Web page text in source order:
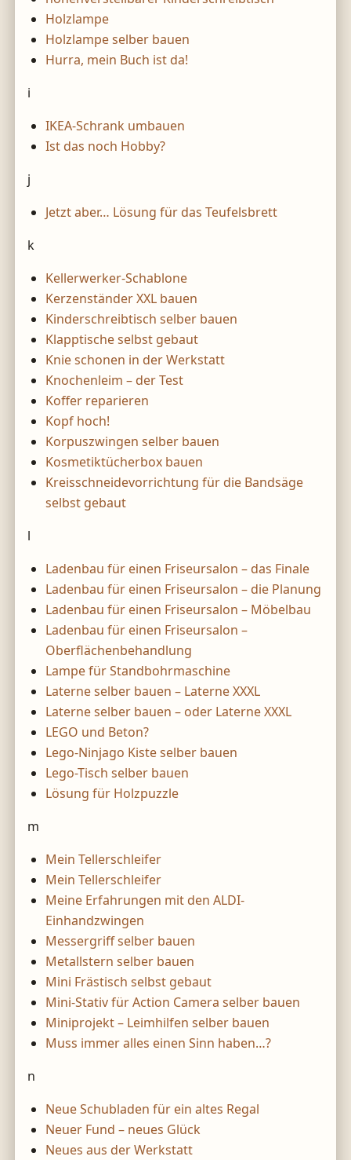
Holzlampe
Holzlampe selber bauen
Hurra, mein Buch ist da!
i
IKEA-Schrank umbauen
Ist das noch Hobby?
j
Jetzt aber… Lösung für das Teufelsbrett
k
Kellerwerker-Schablone
Kerzenständer XXL bauen
Kinderschreibtisch selber bauen
Klapptische selbst gebaut
Knie schonen in der Werkstatt
Knochenleim – der Test
Koffer reparieren
Kopf hoch!
Korpuszwingen selber bauen
Kosmetiktücherbox bauen
Kreisschneidevorrichtung für die Bandsäge
selbst gebaut
l
Ladenbau für einen Friseursalon – das Finale
Ladenbau für einen Friseursalon – die Planung
Ladenbau für einen Friseursalon – Möbelbau
Ladenbau für einen Friseursalon –
Oberflächenbehandlung
Lampe für Standbohrmaschine
Laterne selber bauen – Laterne XXXL
Laterne selber bauen – oder Laterne XXXL
LEGO und Beton?
Lego-Ninjago Kiste selber bauen
Lego-Tisch selber bauen
Lösung für Holzpuzzle
m
Mein Tellerschleifer
Mein Tellerschleifer
Meine Erfahrungen mit den ALDI-
Einhandzwingen
Messergriff selber bauen
Metallstern selber bauen
Mini Frästisch selbst gebaut
Mini-Stativ für Action Camera selber bauen
Miniprojekt – Leimhilfen selber bauen
Muss immer alles einen Sinn haben…?
n
Neue Schubladen für ein altes Regal
Neuer Fund – neues Glück
Neues aus der Werkstatt